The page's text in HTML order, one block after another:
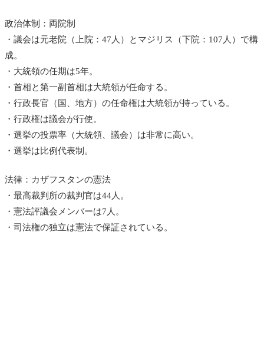
政治体制：両院制
・議会は元老院（上院：47人）とマジリス（下院：107人）で構
成。
・大統領の任期は5年。
・首相と第一副首相は大統領が任命する。
・行政長官（国、地方）の任命権は大統領が持っている。
・行政権は議会が行使。
・選挙の投票率（大統領、議会）は非常に高い。
・選挙は比例代表制。
法律：カザフスタンの憲法
・最高裁判所の裁判官は44人。
・憲法評議会メンバーは7人。
・司法権の独立は憲法で保証されている。